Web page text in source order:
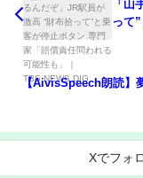
「山
って
【AivisSpeech朗読】
Xでフォ